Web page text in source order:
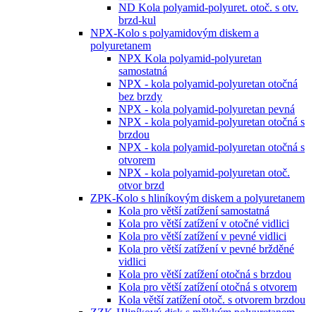
ND Kola polyamid-polyuret. otoč. s otv.
brzd-kul
NPX-Kolo s polyamidovým diskem a
polyuretanem
NPX Kola polyamid-polyuretan
samostatná
NPX - kola polyamid-polyuretan otočná
bez brzdy
NPX - kola polyamid-polyuretan pevná
NPX - kola polyamid-polyuretan otočná s
brzdou
NPX - kola polyamid-polyuretan otočná s
otvorem
NPX - kola polyamid-polyuretan otoč.
otvor brzd
ZPK-Kolo s hliníkovým diskem a polyuretanem
Kola pro větší zatížení samostatná
Kola pro větší zatížení v otočné vidlici
Kola pro větší zatížení v pevné vidlici
Kola pro větší zatížení v pevné bržděné
vidlici
Kola pro větší zatížení otočná s brzdou
Kola pro větší zatížení otočná s otvorem
Kola větší zatížení otoč. s otvorem brzdou